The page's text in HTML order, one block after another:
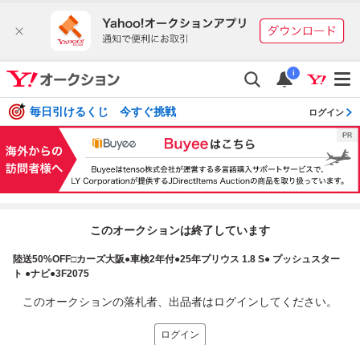
i
毎日引けるくじ 今すぐ挑戦 ログイン
このオークションは終了しています
陸送50%OFF□カーズ大阪●車検2年付●25年プリウス 1.8 S● プッシュスター
ト ●ナビ●3F2075
このオークションの落札者、出品者はログインしてください。
ログイン